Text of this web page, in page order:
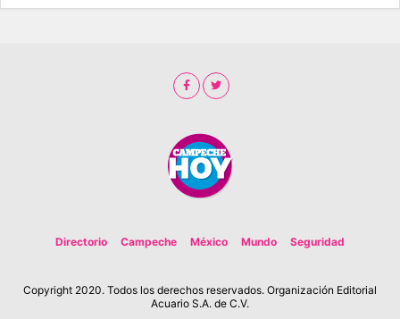
Directorio Campeche México Mundo Seguridad
Copyright 2020. Todos los derechos reservados. Organización Editorial
Acuario S.A. de C.V.